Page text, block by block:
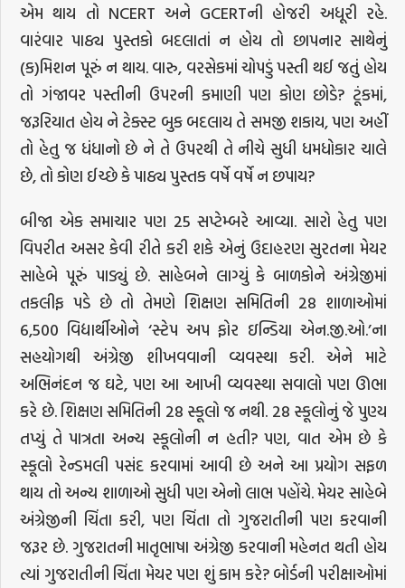
એમ થાય તો NCERT અને GCERTની હોજરી અધૂરી રહે.
વારંવાર પાઠ્ય પુસ્તકો બદલાતાં ન હોય તો છાપનાર સાથેનું
(ક)મિશન પૂરું ન થાય. વારુ, વરસેકમાં ચોપડું પસ્તી થઈ જતું હોય
તો ગંજાવર પસ્તીની ઉપરની કમાણી પણ કોણ છોડે? ટૂંકમાં,
જરૂરિયાત હોય ને ટેક્સ્ટ બુક બદલાય તે સમજી શકાય, પણ અહીં
તો હેતુ જ ધંધાનો છે ને તે ઉપરથી તે નીચે સુધી ધમધોકાર ચાલે
છે, તો કોણ ઈચ્છે કે પાઠ્ય પુસ્તક વર્ષે વર્ષે ન છપાય?
બીજા એક સમાચાર પણ 25 સપ્ટેમ્બરે આવ્યા. સારો હેતુ પણ
વિપરીત અસર કેવી રીતે કરી શકે એનું ઉદાહરણ સુરતના મેયર
સાહેબે પૂરું પાડ્યું છે. સાહેબને લાગ્યું કે બાળકોને અંગ્રેજીમાં
તકલીફ પડે છે તો તેમણે શિક્ષણ સમિતિની 28 શાળાઓમાં
6,500 વિદ્યાર્થીઓને ‘સ્ટેપ અપ ફોર ઇન્ડિયા એન.જી.ઓ.’ના
સહયોગથી અંગ્રેજી શીખવવાની વ્યવસ્થા કરી. એને માટે
અભિનંદન જ ઘટે, પણ આ આખી વ્યવસ્થા સવાલો પણ ઊભા
કરે છે. શિક્ષણ સમિતિની 28 સ્કૂલો જ નથી. 28 સ્કૂલોનું જે પુણ્ય
તપ્યું તે પાત્રતા અન્ય સ્કૂલોની ન હતી? પણ, વાત એમ છે કે
સ્કૂલો રેન્ડમલી પસંદ કરવામાં આવી છે અને આ પ્રયોગ સફળ
થાય તો અન્ય શાળાઓ સુધી પણ એનો લાભ પહોંચે. મેયર સાહેબે
અંગ્રેજીની ચિંતા કરી, પણ ચિંતા તો ગુજરાતીની પણ કરવાની
જરૂર છે. ગુજરાતની માતૃભાષા અંગ્રેજી કરવાની મહેનત થતી હોય
ત્યાં ગુજરાતીની ચિંતા મેયર પણ શું કામ કરે? બોર્ડની પરીક્ષાઓમાં